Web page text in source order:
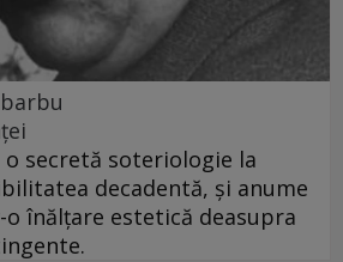
o secretă soteriologie la
decadentă, și anume
înălțare estetică deasupra